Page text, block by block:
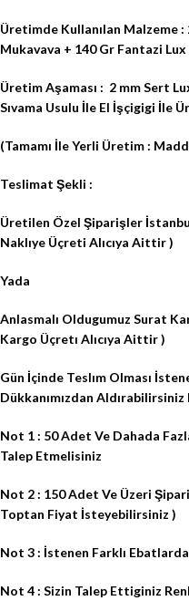
Üretimde Kullanılan Malzeme :
Mukavava + 140 Gr Fantazi Lux
Üretim Aşaması : 2 mm Sert
Sıvama Usulu İle El İşçigigi İle
(Tamamı İle Yerli Üretim :
Teslimat Şekli :
Üretilen Özel Şiparişler
Naklıye Üçreti Alıcıya Aittir )
Yada
Anlasmalı Oldugumuz Surat
Kargo Üçretı Alıcıya Aittir )
Gün İçinde Teslım Olması
Dükkanımızdan
Not 1 : 50 Adet Ve Dahada
Talep Etmelisiniz
Not 2 : 150 Adet Ve Üzeri
Toptan Fiyat İsteyebilirsiniz )
Not 3 : İstenen Farklı Ebatlarda
Not 4 : Sizin Talep Ettiginiz